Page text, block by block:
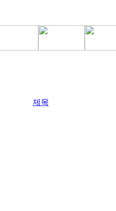
제목